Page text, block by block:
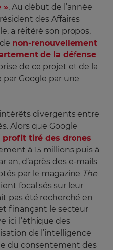
». Au début de l’année
des Affaires
a réitéré son propos,
non-renouvellement
de la défense
de ce projet et de la
Google par une
divergents entre
Alors que Google
profit tiré des drones
à 15 millions puis à
an, d’après des e-mails
par le magazine The
focalisés sur leur
pas été recherché en
finançant le secteur
ici l’éthique des
de l’intelligence
du consentement des